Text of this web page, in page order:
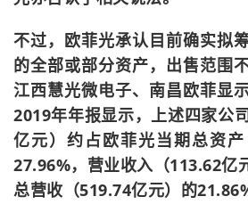
不过，欧菲光承认目前确实拟
的全部或部分资产，出售范围
江西慧光微电子、南昌欧菲显
2019年年报显示，上述四家公
亿元）约占欧菲光当期总资
27.96%，营业收入（113.62亿
总营收（519.74亿元）的